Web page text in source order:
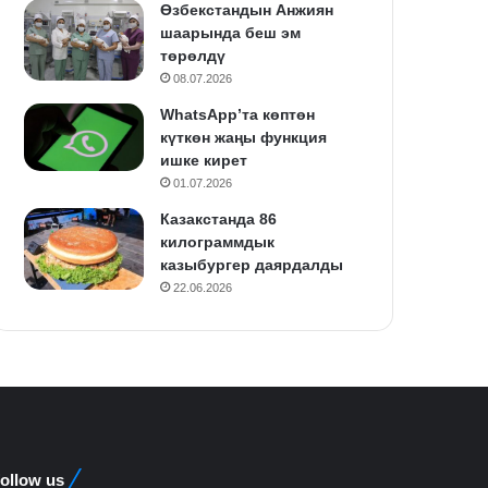
Өзбекстандын Анжиян
шаарында беш эм
төрөлдү
08.07.2026
WhatsApp’та көптөн
күткөн жаңы функция
ишке кирет
01.07.2026
Казакстанда 86
килограммдык
казыбургер даярдалды
22.06.2026
us